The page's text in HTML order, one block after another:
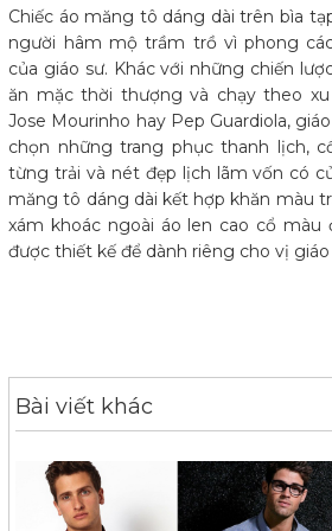
Chiếc áo măng tô dáng dài trên bìa
người hâm mộ trầm trồ vì phong
của giáo sư. Khác với những chiến
ăn mặc thời thượng và chạy theo
Jose Mourinho hay Pep Guardiola,
chọn những trang phục thanh lịch,
từng trải và nét đẹp lịch lãm vốn có
măng tô dáng dài kết hợp khăn màu
xám khoác ngoài áo len cao cổ màu
được thiết kế để dành riêng cho vị giáo
Bài viết khác